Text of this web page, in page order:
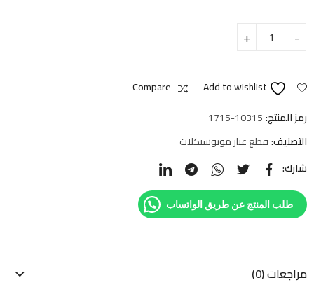
Add to wishlist
Compare
رمز المنتج:1715-10315
التصنيف:قطع غيار موتوسيكلات
شارك:
طلب المنتج عن طريق الواتساب
مراجعات (0)